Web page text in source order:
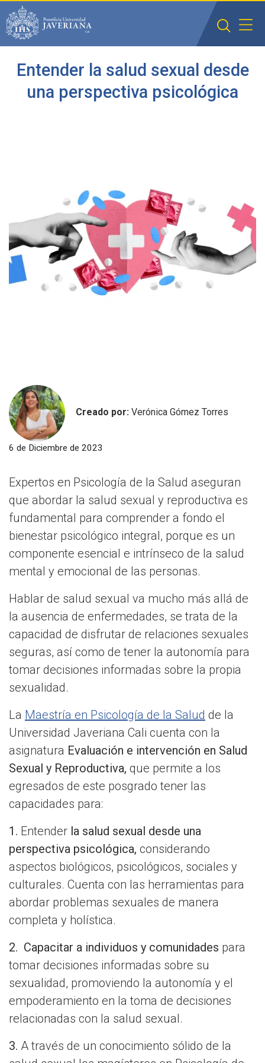
Saltar al contenido principal
Entender la salud sexual desde
una perspectiva psicológica
Creado por: Verónica Gómez Torres
6 de Diciembre de 2023
Expertos en Psicología de la Salud aseguran
que abordar la salud sexual y reproductiva es
fundamental para comprender a fondo el
bienestar psicológico integral, porque es un
componente esencial e intrínseco de la salud
mental y emocional de las personas.
Hablar de salud sexual va mucho más allá de
la ausencia de enfermedades, se trata de la
capacidad de disfrutar de relaciones sexuales
seguras, así como de tener la autonomía para
tomar decisiones informadas sobre la propia
sexualidad.
La Maestría en Psicología de la Salud de la
Universidad Javeriana Cali cuenta con la
asignatura Evaluación e intervención en Salud
Sexual y Reproductiva, que permite a los
egresados de este posgrado tener las
capacidades para:
1. Entender la salud sexual desde una
perspectiva psicológica, considerando
aspectos biológicos, psicológicos, sociales y
culturales. Cuenta con las herramientas para
abordar problemas sexuales de manera
completa y holística.
2. Capacitar a individuos y comunidades para
tomar decisiones informadas sobre su
sexualidad, promoviendo la autonomía y el
empoderamiento en la toma de decisiones
relacionadas con la salud sexual.
3. A través de un conocimiento sólido de la